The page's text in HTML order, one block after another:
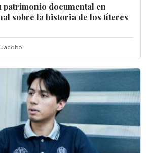
patrimonio documental en
sobre la historia de los títeres